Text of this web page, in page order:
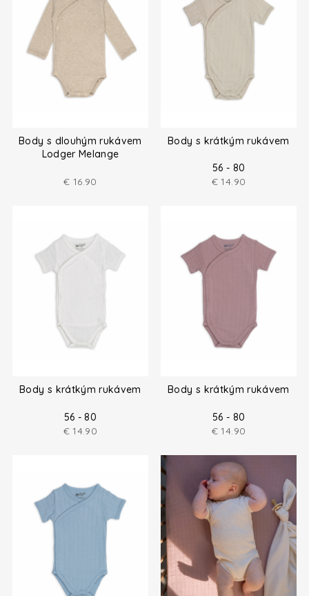
Body s dlouhým rukávem
Lodger Melange
€ 16.90
Body s krátkým rukávem
56 - 80
€ 14.90
Body s krátkým rukávem
56 - 80
€ 14.90
Body s krátkým rukávem
56 - 80
€ 14.90